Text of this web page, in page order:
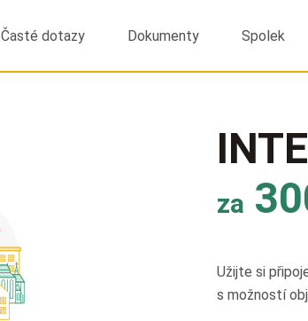
Časté dotazy Dokumenty Spolek
za
Užijte si
s možností